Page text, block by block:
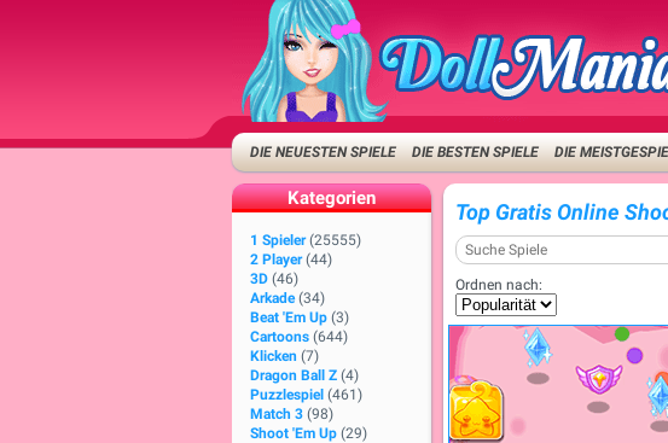
DIE NEUESTEN SPIELE DIE BESTEN SPIELE DIE
Kategorien
1 Spieler (25555)
2 Player (44)
3D (46)
Arkade (34)
Beat 'Em Up (3)
Cartoons (644)
Klicken (7)
Dragon Ball Z (4)
Puzzlespiel (461)
Match 3 (98)
Shoot 'Em Up (29)
Top Gratis Online
Ordnen nach: